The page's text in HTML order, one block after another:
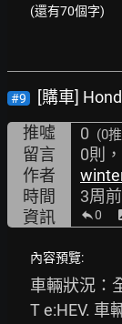
(還有70個字)
#9
[購車]
推噓
0 (0推
留言 0則
作者
時間 3周前
資訊 0
內容預覽:
車輛狀況：
T e:HEV. 車